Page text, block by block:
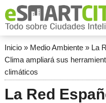
Inicio» Medio Ambiente» La
Clima ampliará sus
climáticos
La Red